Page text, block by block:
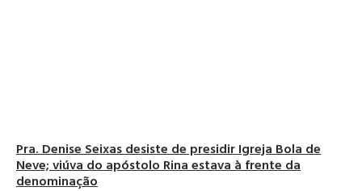
Pra. Denise Seixas desiste de presidir Igreja Bola de
Neve; viúva do apóstolo Rina estava à frente da
denominação